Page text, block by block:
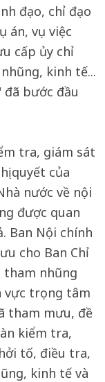
đạo, chỉ đạo
án, vụ việc
cấp ủy chỉ
kinh tế...
bước đầu
tra, giám sát
quyết của
nước về nội
được quan
Ban Nội chính
cho Ban Chỉ
tham nhũng
vực trọng tâm
tham mưu, đề
kiểm tra,
tố, điều tra,
kinh tế và